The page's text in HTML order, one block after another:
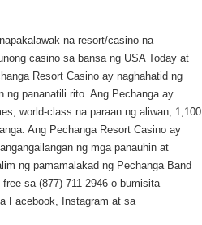
na resort/casino na
casino sa bansa ng USA Today at
Resort Casino ay naghahatid ng
ng pananatili rito. Ang Pechanga ay
world-class na paraan ng aliwan, 1,100
Ang Pechanga Resort Casino ay
ng mga panauhin at
ng pamamalakad ng Pechanga Band
sa (877) 711-2946 o bumisita
Facebook, Instagram at sa